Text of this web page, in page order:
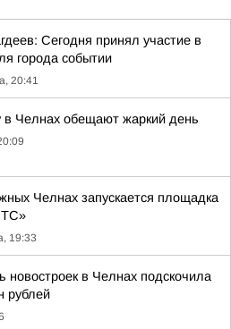
Сегодня принял участие в
города событии
20:41
в Челнах обещают жаркий день
Челнах запускается площадка
19:33
новостроек в Челнах подскочила
рублей